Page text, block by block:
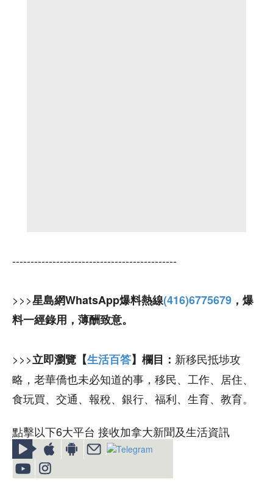
---------------------------------------------
>>>星島網WhatsApp爆料熱線(416)6775679 ，爆
料一經錄用，薄酬致意。
>>>立即瀏覽【生活百答】欄目： 新移民抵埗攻
略，老華僑也未必知道的事，移民、工作、居住、
食玩買、交通、報稅、銀行、福利、生育、教育。
點擊以下6大平台 接收加拿大新聞及生活資訊